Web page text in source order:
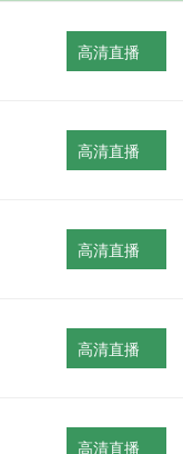
高清直播
高清直播
高清直播
高清直播
高清直播